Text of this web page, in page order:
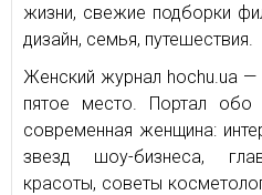
жизни, свежие подборки
дизайн, семья, путешествия.
Женский журнал hochu.ua
пятое место. Портал обо
современная женщина:
звезд шоу-бизнеса,
красоты, советы